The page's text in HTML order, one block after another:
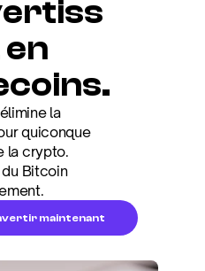
en
la
quiconque
la crypto.
Bitcoin
maintenant